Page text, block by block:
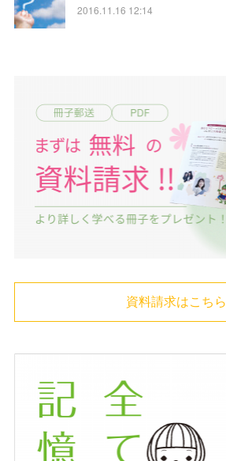
2016.11.16 12:14
資料請求はこちら